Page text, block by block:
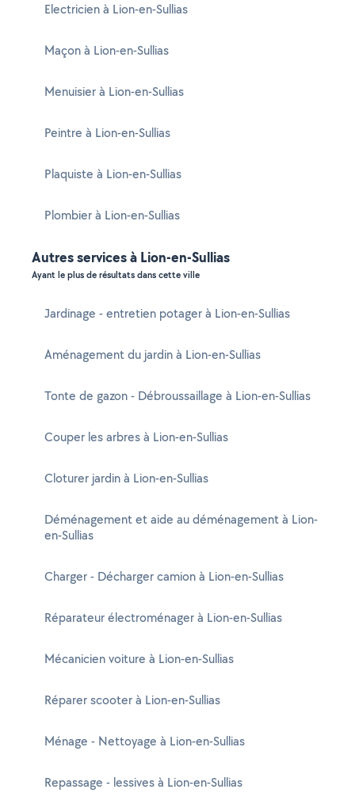
Electricien à Lion-en-Sullias
Maçon à Lion-en-Sullias
Menuisier à Lion-en-Sullias
Peintre à Lion-en-Sullias
Plaquiste à Lion-en-Sullias
Plombier à Lion-en-Sullias
Autres services à Lion-en-Sullias
Ayant le plus de résultats dans cette ville
Jardinage - entretien potager à Lion-en-Sullias
Aménagement du jardin à Lion-en-Sullias
Tonte de gazon - Débroussaillage à Lion-en-Sullias
Couper les arbres à Lion-en-Sullias
Cloturer jardin à Lion-en-Sullias
Déménagement et aide au déménagement à Lion-
en-Sullias
Charger - Décharger camion à Lion-en-Sullias
Réparateur électroménager à Lion-en-Sullias
Mécanicien voiture à Lion-en-Sullias
Réparer scooter à Lion-en-Sullias
Ménage - Nettoyage à Lion-en-Sullias
Repassage - lessives à Lion-en-Sullias